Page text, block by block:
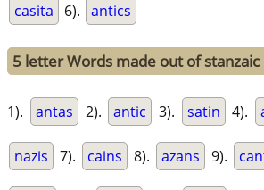
casita 6). antics
5 letter Words made out of stanzaic
1). antas 2). antic 3). satin 4).
nazis 7). cains 8). azans 9).